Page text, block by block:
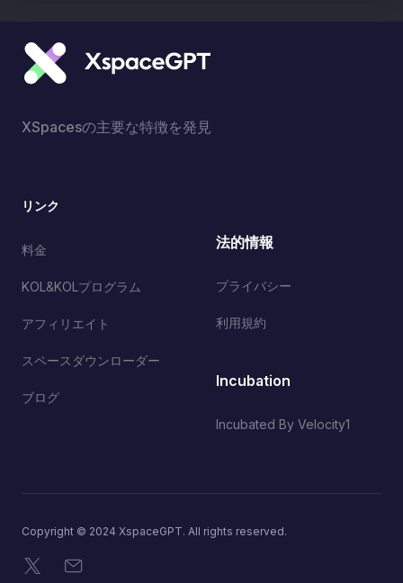
XSpacesの主要な特徴を発見
リンク
料金
KOL&KOLプログラム
アフィリエイト
スペースダウンローダー
ブログ
法的情報
プライバシー
利用規約
Incubation
Incubated By Velocity1
Copyright © 2024 XspaceGPT. All rights reserved.
X メール